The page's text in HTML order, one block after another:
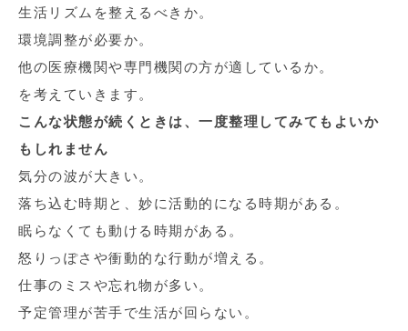
生活リズムを整えるべきか。
環境調整が必要か。
他の医療機関や専門機関の方が適しているか。
を考えていきます。
こんな状態が続くときは、一度整理してみてもよいか
もしれません
気分の波が大きい。
落ち込む時期と、妙に活動的になる時期がある。
眠らなくても動ける時期がある。
怒りっぽさや衝動的な行動が増える。
仕事のミスや忘れ物が多い。
予定管理が苦手で生活が回らない。